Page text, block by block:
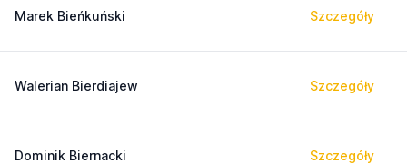
Marek Bieńkuński Szczegóły
Walerian Bierdiajew Szczegóły
Dominik Biernacki Szczegóły